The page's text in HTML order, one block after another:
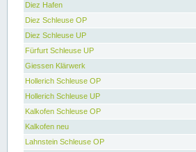
Diez Hafen
Diez Schleuse OP
Diez Schleuse UP
Fürfurt Schleuse UP
Giessen Klärwerk
Hollerich Schleuse OP
Hollerich Schleuse UP
Kalkofen Schleuse OP
Kalkofen neu
Lahnstein Schleuse OP